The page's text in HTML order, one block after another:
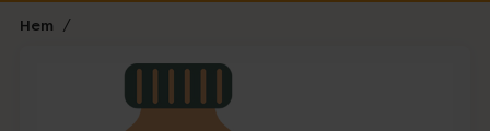
Hem
Lista: . Innehåller 1 objekt.